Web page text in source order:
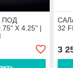
ПОД
X 4.25" |
32
3